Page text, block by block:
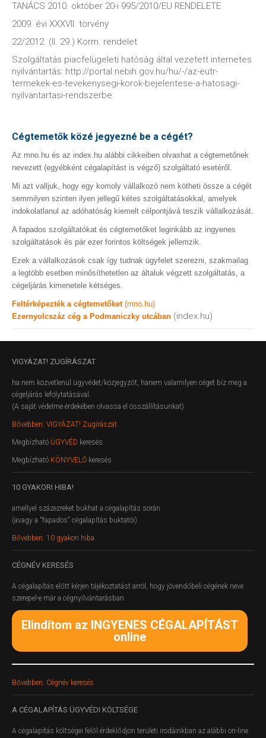
TANÁCS 2010. október 20-i 995/2010/EU RENDELETE
2009. évi XXXVII. törvény
22/2012. (II. 29.) Korm. rendelet
Szolgáltatás piacfelügeleti hatóság által vezetett internetes
nyilvántartás: http://portal.nebih.gov.hu/hu/-/az-eutr-
termekek-es-tevekenysegi-korok-bejelentese-a-hatosagi-
nyilvantartasi-rendszerbe
Cégtemetők közé jegyezné be a cégét?
Az mno.hu és az index.hu alábbi cikkeiben olvashat a cégtemetőnek
nevezett (egyébként cégalapítást is végző) szolgáltató esetéről.
Mi azt valljuk, hogy egy komoly vállalkozó nem kötheti össze a cégét
semmilyen szinten ilyen jellegű kétes szolgáltatásokkal, amelyek
indokolatlanul az adóhatóság kiemelt célpontjává teszik vállalkozását.
A fapados szolgáltatókat és cégtemetőket leginkább az ingyenes
szolgáltatások és pár ezer forintos költségek jellemzik.
Ezek a vállalkozások csak így tudnak ügyfelet szerezni, szakmailag
a legtöbb esetben minősíthetetlen az általuk végzett szolgáltatás, a
cégeljárás kimenetele kétséges.
Feltérképezték a cégtemetőket (mno.hu)
Ezernyolcszáz cég a Podmaniczky utcában (index.hu)
VIGYÁZAT! ZUGÍRÁSZAT
ha nem közvetlenül ügyvédet/közjegyzőt, hanem valamilyen céget bíz meg a
cégeljárás lefolytatásával.
(A saját védelme érdekében olvassa el összállításunkat)
Bővebben: VIGYÁZAT! Zugírászat
Megbízható ÜGYVÉD keresés
Megbízható KÖNYVELŐ keresés
10 GYAKORI HIBA!
amellyel százezreket bukhat a cégalapítás során.
(avagy a "fapados" cégalapítás buktatói)
Bővebben: 10 gyakori hiba
CÉGNÉV KERESÉS
A cégalapítás előtt kérjen tájékoztatást arról, hogy jövendőbeli cégének neve
szerepel-e már a cégnyilvántarásban.
Elindítom az INGYENES CÉGALAPÍTÁST
online
Bővebben: Cégnév keresés
A CÉGALAPÍTÁS ÜGYVÉDI KÖLTSÉGE
A cégalapítás költségei felől érdeklődjön területi irodáinkban az alábbi on-line